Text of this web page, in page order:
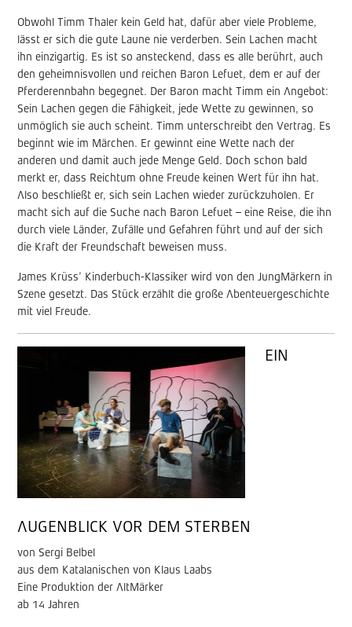
Obwohl Timm Thaler kein Geld hat, dafür aber viele Probleme,
lässt er sich die gute Laune nie verderben. Sein Lachen macht
ihn einzigartig. Es ist so ansteckend, dass es alle berührt, auch
den geheimnisvollen und reichen Baron Lefuet, dem er auf der
Pferderennbahn begegnet. Der Baron macht Timm ein Angebot:
Sein Lachen gegen die Fähigkeit, jede Wette zu gewinnen, so
unmöglich sie auch scheint. Timm unterschreibt den Vertrag. Es
beginnt wie im Märchen. Er gewinnt eine Wette nach der
anderen und damit auch jede Menge Geld. Doch schon bald
merkt er, dass Reichtum ohne Freude keinen Wert für ihn hat.
Also beschließt er, sich sein Lachen wieder zurückzuholen. Er
macht sich auf die Suche nach Baron Lefuet – eine Reise, die ihn
durch viele Länder, Zufälle und Gefahren führt und auf der sich
die Kraft der Freundschaft beweisen muss.
James Krüss’ Kinderbuch-Klassiker wird von den JungMärkern in
Szene gesetzt. Das Stück erzählt die große Abenteuergeschichte
mit viel Freude.
EIN
AUGENBLICK VOR DEM STERBEN
von Sergi Belbel
aus dem Katalanischen von Klaus Laabs
Eine Produktion der AltMärker
ab 14 Jahren